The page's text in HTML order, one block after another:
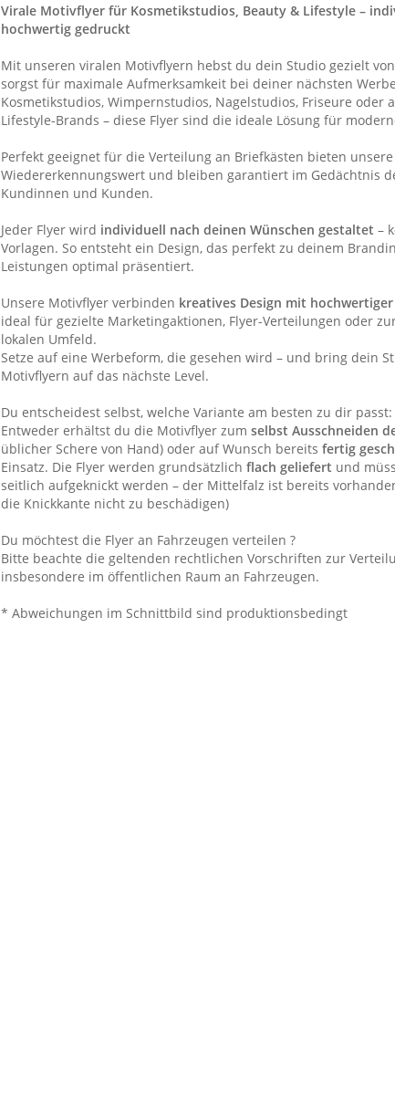
Virale Motivflyer für Kosmetikstudios, Beauty & Lifestyle –
hochwertig gedruckt
Mit unseren viralen Motivflyern hebst du dein Studio gezielt
sorgst für maximale Aufmerksamkeit bei deiner nächsten
Kosmetikstudios, Wimpernstudios, Nagelstudios, Friseure oder
Lifestyle-Brands – diese Flyer sind die ideale Lösung für
Perfekt geeignet für die Verteilung an Briefkästen bieten
Wiedererkennungswert und bleiben garantiert im Gedächtnis
Kundinnen und Kunden.
Jeder Flyer wird individuell nach deinen Wünschen gestaltet –
Vorlagen. So entsteht ein Design, das perfekt zu deinem
Leistungen optimal präsentiert.
Unsere Motivflyer verbinden kreatives Design mit
ideal für gezielte Marketingaktionen, Flyer-Verteilungen oder
lokalen Umfeld.
Setze auf eine Werbeform, die gesehen wird – und bring dein
Motivflyern auf das nächste Level.
Du entscheidest selbst, welche Variante am besten zu dir passt:
Entweder erhältst du die Motivflyer zum selbst Ausschneiden
üblicher Schere von Hand) oder auf Wunsch bereits fertig
Einsatz. Die Flyer werden grundsätzlich flach geliefert und
seitlich aufgeknickt werden – der Mittelfalz ist bereits
die Knickkante nicht zu beschädigen)
Du möchtest die Flyer an Fahrzeugen verteilen ?
Bitte beachte die geltenden rechtlichen Vorschriften zur
insbesondere im öffentlichen Raum an Fahrzeugen.
* Abweichungen im Schnittbild sind produktionsbedingt